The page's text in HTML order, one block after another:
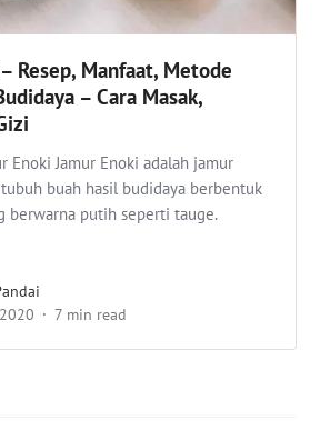
Resep, Manfaat, Metode
– Cara Masak,
Enoki Jamur Enoki adalah jamur
buah hasil budidaya berbentuk
berwarna putih seperti tauge.
7 min read